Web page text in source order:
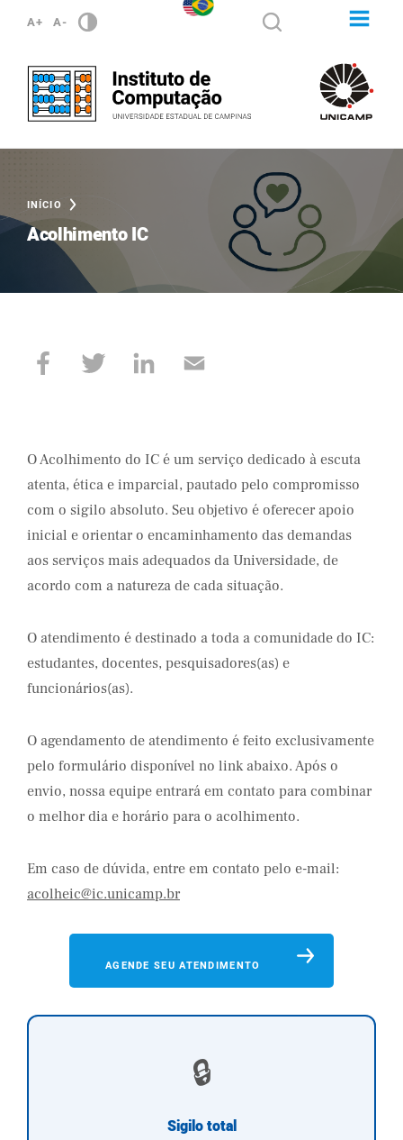
A+ A-
INÍCIO
Acolhimento IC
O Acolhimento do IC é um serviço dedicado à escuta
atenta, ética e imparcial, pautado pelo compromisso
com o sigilo absoluto. Seu objetivo é oferecer apoio
inicial e orientar o encaminhamento das demandas
aos serviços mais adequados da Universidade, de
acordo com a natureza de cada situação.
O atendimento é destinado a toda a comunidade do IC:
estudantes, docentes, pesquisadores(as) e
funcionários(as).
O agendamento de atendimento é feito exclusivamente
pelo formulário disponível no link abaixo. Após o
envio, nossa equipe entrará em contato para combinar
o melhor dia e horário para o acolhimento.
Em caso de dúvida, entre em contato pelo e-mail:
acolheic@ic.unicamp.br
AGENDE SEU ATENDIMENTO
🔒
Sigilo total